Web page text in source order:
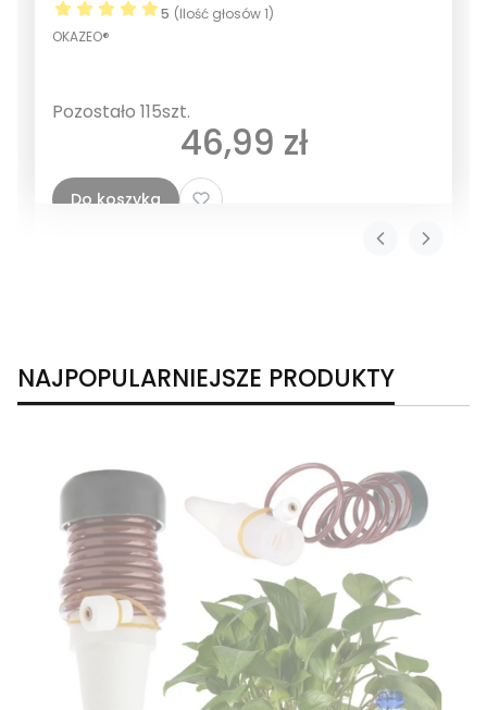
5 (Ilość głosów 1)
OKAZEO®
Pozostało 115szt.
Cena
46,99 zł
Do koszyka
NAJPOPULARNIEJSZE PRODUKTY